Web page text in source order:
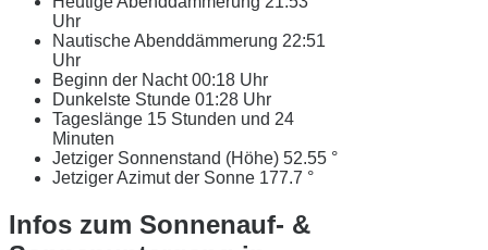
Uhr
Nautische Abenddämmerung 22:51
Uhr
Beginn der Nacht00:18 Uhr
Dunkelste Stunde 01:28 Uhr
Tageslänge 15 Stunden und 24
Minuten
Jetziger Sonnenstand (Höhe) 52.55 °
Jetziger Azimut der Sonne 177.7 °
Infos zum Sonnenauf- &